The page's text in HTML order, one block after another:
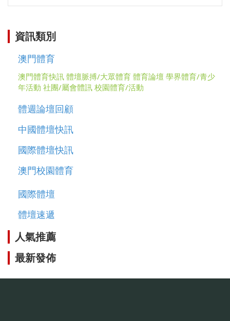
資訊類別
澳門體育
澳門體育快訊 體壇脈搏/大眾體育 體育論壇 學界體育/青少
年活動 社團/屬會體訊 校園體育/活動
體週論壇回顧
中國體壇快訊
國際體壇快訊
澳門校園體育
國際體壇
體壇速遞
人氣推薦
最新發佈